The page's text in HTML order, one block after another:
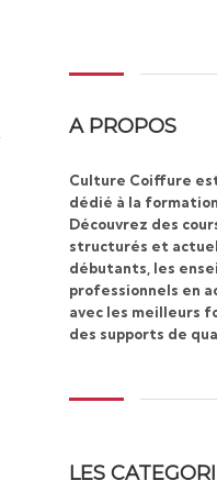
A PROPOS
Culture Coiffure
dédié à la
Découvrez des
structurés et
débutants, les
professionnels en
avec les meilleurs
des supports de
LES